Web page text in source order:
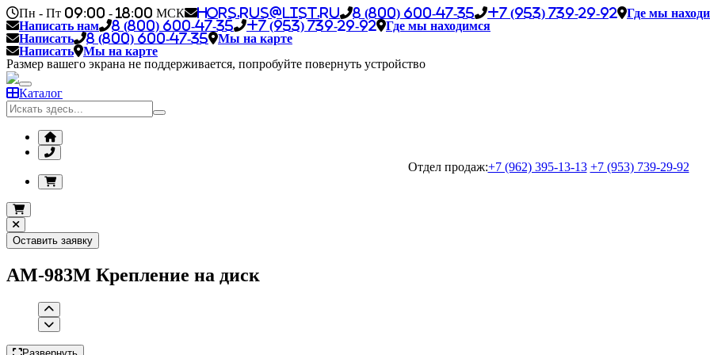
Пн - Пт 09:00 - 18:00 МСК hors.rus@list.ru 8 (800) 600-47-35 +7 (953) 739-29-92
Где мы
Написать нам
8 (800) 600-47-35 +7 (953) 739-29-92
Где мы находимся
Написать
8 (800) 600-47-35
Мы на карте
Написать
Мы на карте
Размер вашего экрана не поддерживается, попробуйте повернуть устройство
Каталог
Отдел продаж:+7 (962) 395-13-13 +7 (953) 739-29-92
Оставить заявку
AM-983M Крепление на диск